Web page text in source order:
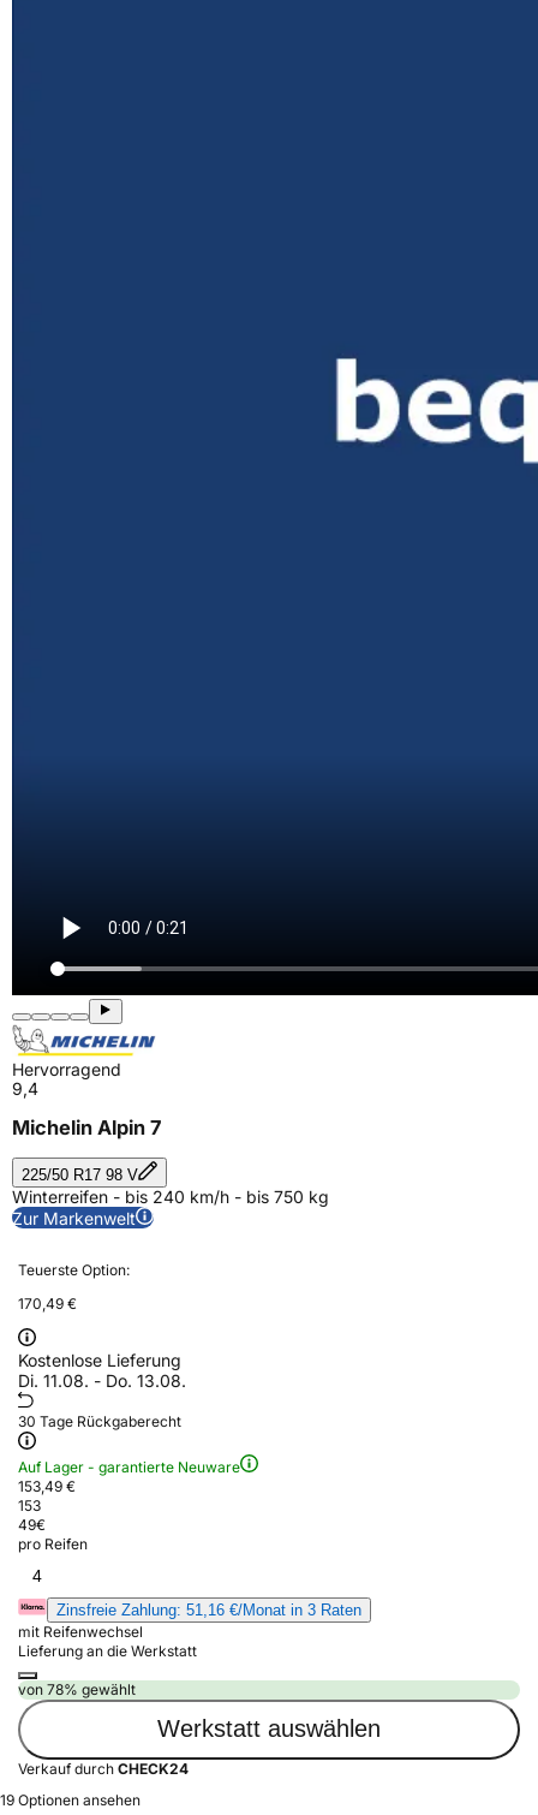
Hervorragend
9,4
Michelin Alpin 7
225/50 R17 98 V
Winterreifen - bis 240 km/h - bis 750 kg
Zur Markenwelt
Teuerste Option:
170,49 €
Kostenlose Lieferung
Di. 11.08. - Do. 13.08.
30 Tage Rückgaberecht
Auf Lager - garantierte Neuware
153,49 €
153
49€
pro Reifen
4
Zinsfreie Zahlung: 51,16 €/Monat in 3 Raten
mit Reifenwechsel
Lieferung an die Werkstatt
von 78% gewählt
Werkstatt auswählen
Verkauf durch CHECK24
19 Optionen ansehen